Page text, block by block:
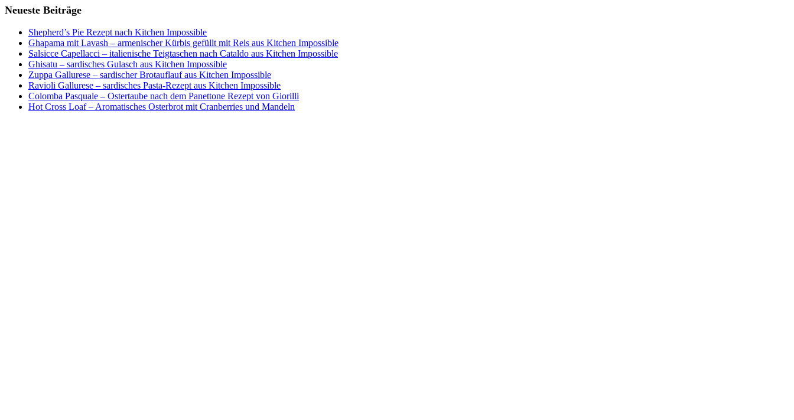
Neueste Beiträge
Shepherd’s Pie Rezept nach Kitchen Impossible
Ghapama mit Lavash – armenischer Kürbis gefüllt mit Reis aus Kitchen Impossible
Salsicce Capellacci – italienische Teigtaschen nach Cataldo aus Kitchen Impossible
Ghisatu – sardisches Gulasch aus Kitchen Impossible
Zuppa Gallurese – sardischer Brotauflauf aus Kitchen Impossible
Ravioli Gallurese – sardisches Pasta-Rezept aus Kitchen Impossible
Colomba Pasquale – Ostertaube nach dem Panettone Rezept von Giorilli
Hot Cross Loaf – Aromatisches Osterbrot mit Cranberries und Mandeln